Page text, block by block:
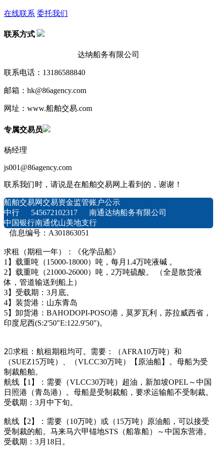
在线联系 委托我们
联系方式
达纳船务有限公司
联系电话：13186588840
邮箱：hk@86agency.com
网址：www.船舶交易.com
专属交易员
杨经理
js001@86agency.com
联系我们时，请说是在船舶交易网上看到的，谢谢！
船舶交易网交易资金监管账户公示
中行 545672102317 南通达纳船务有限公司
中国银行南通优山美地支行
信息编号：A301863051
求租（期租一年）：《化学品船》
1】载重吨（15000-18000）吨，每月1.4万吨液碱 。
2】载重吨（21000-26000）吨，2万吨硫酸。 （全是散货液
体，管道输送到船上）
3】受载期：3月底。
4】装货港：山东青岛
5】卸货港：BAHODOPI-POSO港，莫罗瓦利，苏拉威西省，
印度尼西(S:2'50"E:122.9'50")。
2⃣求租：航租期租均可。需要：（AFRA10万吨）和
（SUEZ15万吨）、（VLCC30万吨）【原油船】。母船为受
制裁船舶。
航线【1】：需要（VLCC30万吨）超油，新加坡OPEL～中国
日照港（青岛港）。母船是受制裁船，要求运输船不受制裁。
受载期：3月中下旬。
航线【2】：需要（10万吨）或（15万吨）原油船，可以接受
受制裁的船。马来马六甲锚地STS（船靠船）～中国东营港。
受载期：3月18日。